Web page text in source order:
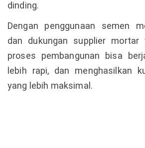
dinding.
Dengan penggunaan semen
dan dukungan supplier mortar
proses pembangunan bisa
lebih rapi, dan menghasilkan
yang lebih maksimal.